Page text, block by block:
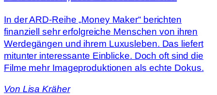
In der ARD-Reihe „Money Maker“ berichten
finanziell sehr erfolgreiche Menschen von ihren
Werdegängen und ihrem Luxusleben. Das liefert
mitunter interessante Einblicke. Doch oft sind die
Filme mehr Imageproduktionen als echte Dokus.
Von Lisa Kräher